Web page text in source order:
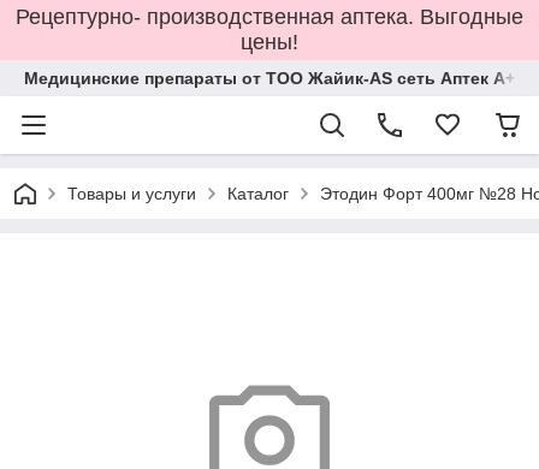
Рецептурно- производственная аптека. Выгодные
цены!
Медицинские препараты от ТОО Жайик-AS сеть Аптек А+
Товары и услуги Каталог Этодин Форт 400мг №28